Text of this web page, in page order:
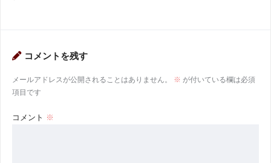
コメントを残す
メールアドレスが公開されることはありません。 ※ が付いている欄は必須
項目です
コメント ※